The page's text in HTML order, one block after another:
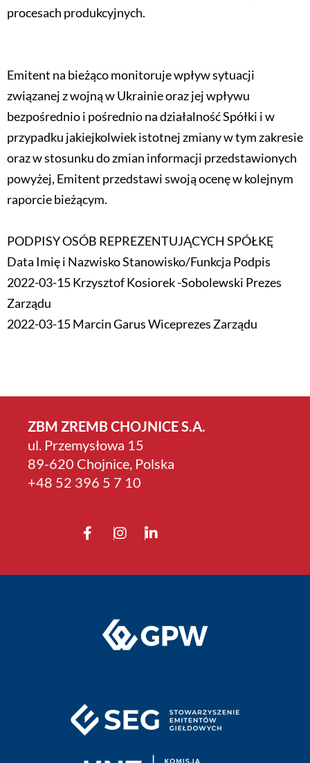
procesach produkcyjnych.
Emitent na bieżąco monitoruje wpływ sytuacji
związanej z wojną w Ukrainie oraz jej wpływu
bezpośrednio i pośrednio na działalność Spółki i w
przypadku jakiejkolwiek istotnej zmiany w tym zakresie
oraz w stosunku do zmian informacji przedstawionych
powyżej, Emitent przedstawi swoją ocenę w kolejnym
raporcie bieżącym.
PODPISY OSÓB REPREZENTUJĄCYCH SPÓŁKĘ
Data Imię i Nazwisko Stanowisko/Funkcja Podpis
2022-03-15 Krzysztof Kosiorek -Sobolewski Prezes
Zarządu
2022-03-15 Marcin Garus Wiceprezes Zarządu
ZBM ZREMB CHOJNICE S.A.
ul. Przemysłowa 15
89-620 Chojnice, Polska
+4­8 52 396 5 7 10